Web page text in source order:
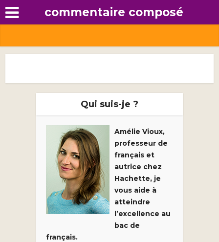
commentaire composé
Qui suis-je ?
Amélie Vioux,
professeur de
français et
autrice chez
Hachette, je
vous aide à
atteindre
l’excellence au
bac de
français.